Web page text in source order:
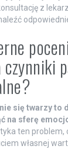
z
czynniki
się twarzy
na sferę
ten problem,
własnej